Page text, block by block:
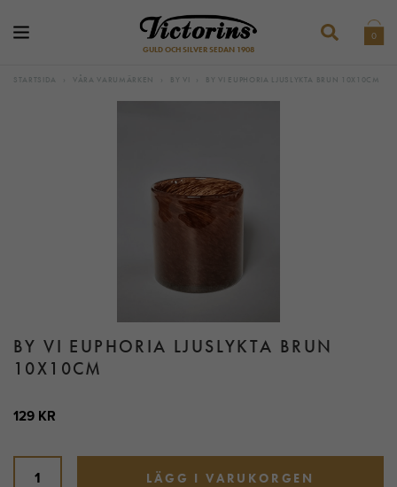
GULD OCH SILVER SEDAN 1908
0
STARTSIDA VÅRA VARUMÄRKEN BY VI BY VI EUPHORIA LJUSLYKTA BRUN 10X10CM
BY VI EUPHORIA LJUSLYKTA BRUN
10X10CM
129 KR
LÄGG I VARUKORGEN